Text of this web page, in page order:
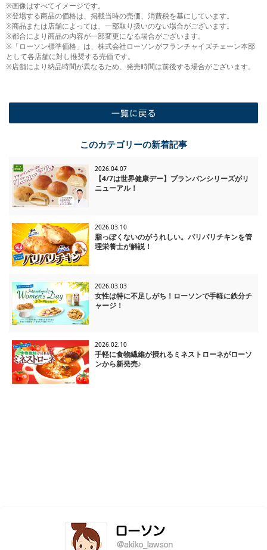
※画像はすべてイメージです。
※登場する商品の価格は、掲載当時の売価、消費税を基にしています。
※商品または店舗によっては、一部取り扱いのない場合がございます。
※都合により商品の内容が一部変更になる場合がございます。
※「ローソン標準価格」は、株式会社ローソンがフランチャイズチェーン本部
として各店舗に対し推奨する売価です。
※店舗により納品時間が異なるため、発売時間は前後する場合がございます。
このカテゴリーの新着記事
2026.04.07
【4/7は世界健康デー】ブランパンシリーズがリ
ニューアル！
2026.03.10
脂っぽくないのがうれしい。パリパリチキンを管
理栄養士が解説！
2026.03.03
女性は特に不足しがち！ローソンで手軽に鉄分チ
ャージ！
2026.02.10
手軽に食物繊維が摂れるミネストローネがローソ
ンから新発売♪